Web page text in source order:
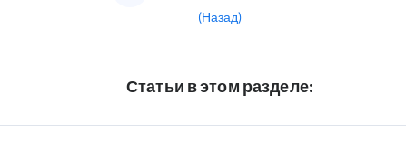
(Назад)
Статьи в этом разделе: